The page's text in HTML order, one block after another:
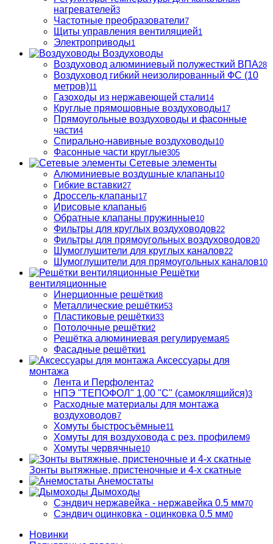
нагревателей3
Частотные преобразователи7
Щиты управления вентиляцией1
Электроприводы1
Воздуховоды
Воздуховод алюминиевый полужесткий ВПА28
Воздуховод гибкий неизолированный ФС (10
метров)11
Газоходы из нержавеющей стали14
Круглые прямошовные воздуховоды17
Прямоугольные воздуховоды и фасонные
части4
Спирально-навивные воздуховоды10
Фасонные части круглые305
Сетевые элементы
Алюминиевые воздушные клапаны10
Гибкие вставки27
Дроссель-клапаны17
Ирисовые клапаны6
Обратные клапаны пружинные10
Фильтры для круглых воздуховодов22
Фильтры для прямоугольных воздуховодов20
Шумоглушители для круглых каналов22
Шумоглушители для прямоугольных каналов10
Решётки
вентиляционные
Инерционные решётки8
Металлические решётки53
Пластиковые решётки33
Потолочные решётки2
Решётка алюминиевая регулируемая5
Фасадные решётки1
Аксессуары для
монтажа
Лента и Перфолента2
НПЭ "ТЕПОФОЛ" 1,00 "С" (самоклящийся)3
Расходные материалы для монтажа
воздуховодов7
Хомуты быстросъёмные11
Хомуты для воздуховода с рез. профилем9
Хомуты червячные10
Зонты вытяжные, пристеночные и 4-х скатные
Анемостаты
Дымоходы
Сэндвич нержавейка - нержавейка 0.5 мм70
Сэндвич оцинковка - оцинковка 0.5 мм0
Новинки